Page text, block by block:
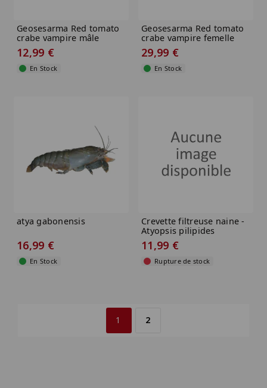
Geosesarma Red tomato
crabe vampire mâle
12,99 €
En Stock
Geosesarma Red tomato
crabe vampire femelle
29,99 €
En Stock
atya gabonensis
16,99 €
En Stock
Crevette filtreuse naine -
Atyopsis pilipides
11,99 €
Rupture de stock
1 2